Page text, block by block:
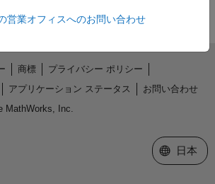
営業オフィスへのお問い合わせ
商標
プライバシー ポリシー
アプリケーション ステータス
お問い合わせ
MathWorks, Inc.
Web サイ
日本